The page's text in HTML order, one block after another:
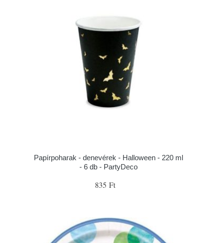
Papírpoharak - denevérek - Halloween - 220 ml
- 6 db - PartyDeco
835 Ft